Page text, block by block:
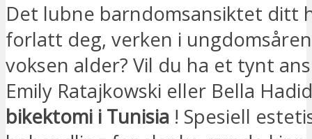
Det lubne barndomsansiktet ditt
forlatt deg, verken i
voksen alder? Vil du ha et tynt
Emily Ratajkowski eller Bella
bikektomi i Tunisia ! Spesiell